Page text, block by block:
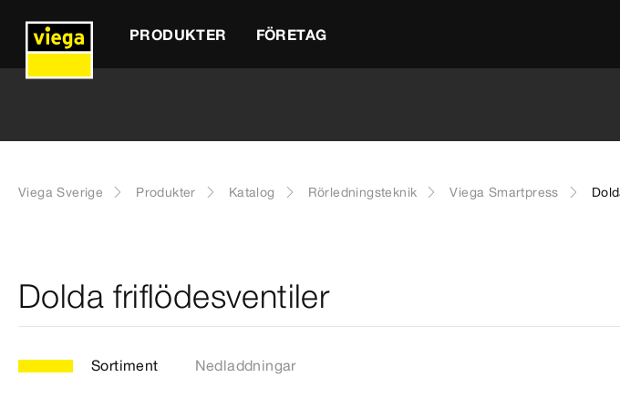
PRODUKTER FÖRETAG
Viega Sverige Produkter Katalog Rörledningsteknik Viega Smartpress
Dolda friflödesventiler
Sortiment Nedladdningar